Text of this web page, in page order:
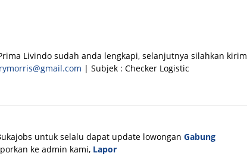
Livindo sudah anda lengkapi, selanjutnya silahkan kirim
| Subjek : Checker Logistic
untuk selalu dapat update lowongan Gabung
ke admin kami, Lapor